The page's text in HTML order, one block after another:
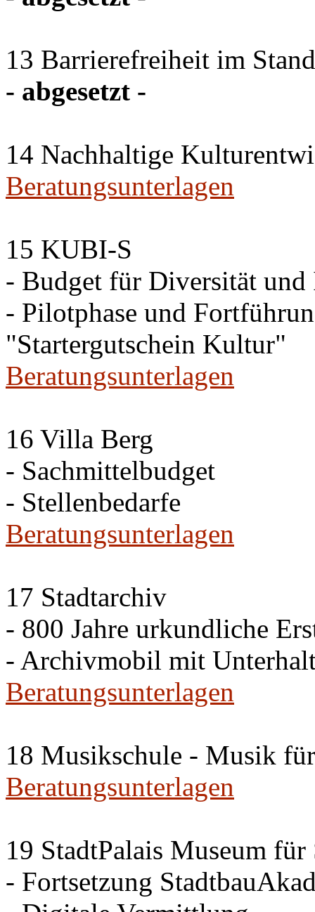
13 Barrierefreiheit im
- abgesetzt -
14 Nachhaltige
Beratungsunterlagen
15 KUBI-S
- Budget für Diversität
- Pilotphase und
"Startergutschein Kultur"
Beratungsunterlagen
16 Villa Berg
- Sachmittelbudget
- Stellenbedarfe
Beratungsunterlagen
17 Stadtarchiv
- 800 Jahre urkundliche
- Archivmobil mit
Beratungsunterlagen
18 Musikschule - Musik
Beratungsunterlagen
19 StadtPalais Museum
- Fortsetzung